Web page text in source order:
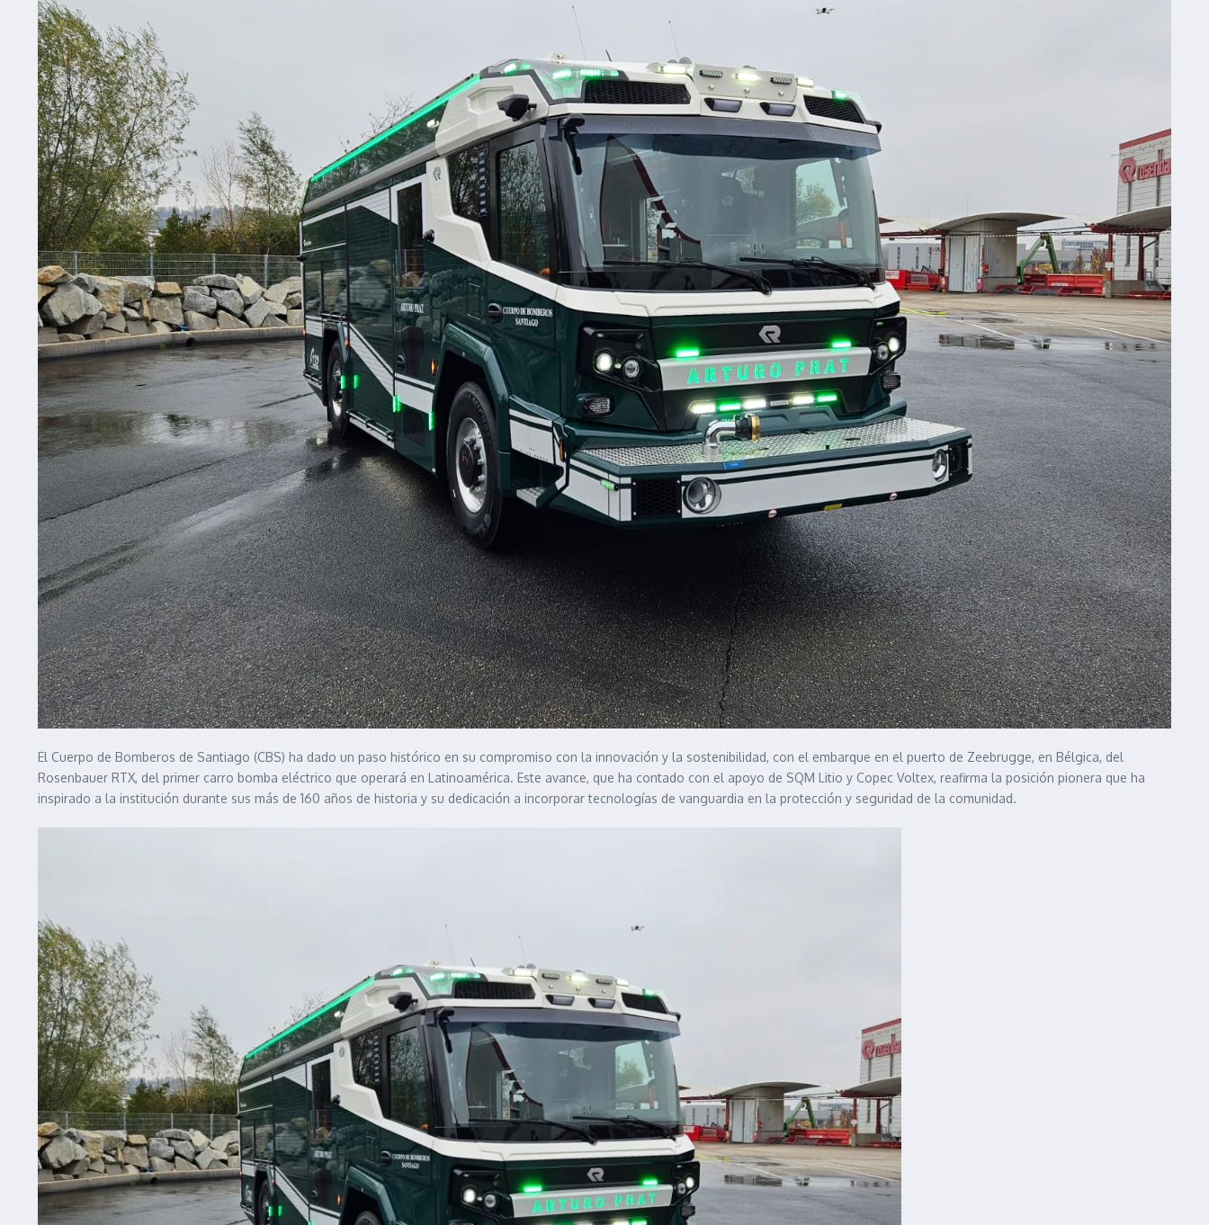
El Cuerpo de Bomberos de Santiago (CBS) ha dado un paso histórico en su compromiso con la innovación y la sostenibilidad, con el embarque en el puerto de Zeebrugge, en Bélgica, del
Rosenbauer RTX, del primer carro bomba eléctrico que operará en Latinoamérica. Este avance, que ha contado con el apoyo de SQM Litio y Copec Voltex, reafirma la posición pionera que ha
inspirado a la institución durante sus más de 160 años de historia y su dedicación a incorporar tecnologías de vanguardia en la protección y seguridad de la comunidad.